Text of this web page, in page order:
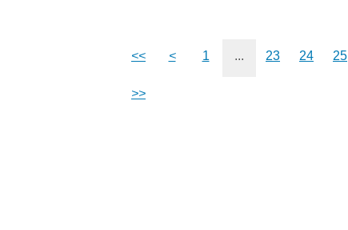
<< < 1 ... 23 24 25
>>